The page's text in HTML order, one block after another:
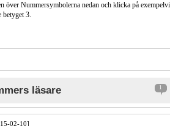
över Nummersymbolerna nedan och klicka på
3.
läsare 1
02-10]